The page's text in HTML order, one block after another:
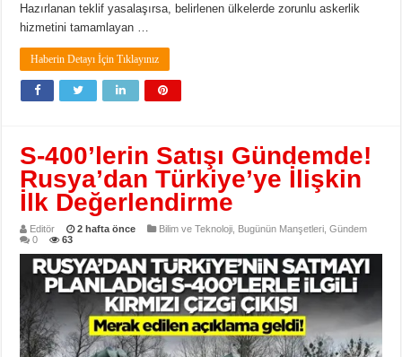
Hazırlanan teklif yasalaşırsa, belirlenen ülkelerde zorunlu askerlik
hizmetini tamamlayan …
Haberin Detayı İçin Tıklayınız
S-400’lerin Satışı Gündemde!
Rusya’dan Türkiye’ye İlişkin
İlk Değerlendirme
Editör 2 hafta önce Bilim ve Teknoloji Bugünün Manşetleri ,Gündem
0
63